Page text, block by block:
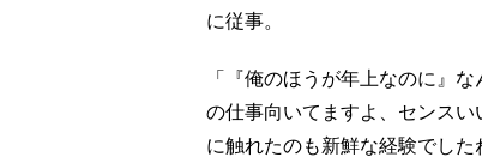
に従事。
「『俺のほうが年上なのに』
の仕事向いてますよ、センス
に触れたのも新鮮な経験でした